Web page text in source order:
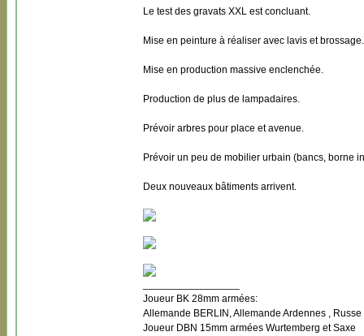
Le test des gravats XXL est concluant.
Mise en peinture à réaliser avec lavis et brossage.
Mise en production massive enclenchée.
Production de plus de lampadaires.
Prévoir arbres pour place et avenue.
Prévoir un peu de mobilier urbain (bancs, borne
Deux nouveaux bâtiments arrivent.
Joueur BK 28mm armées:
Allemande BERLIN, Allemande Ardennes ,
Joueur DBN 15mm armées Wurtemberg et Saxe